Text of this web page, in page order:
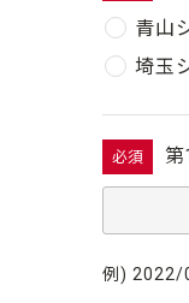
青山
埼玉
必須 第
例) 2022/